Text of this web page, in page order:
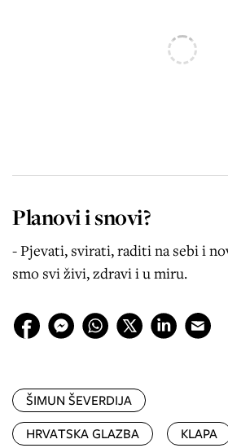
Planovi i snovi?
- Pjevati, svirati, raditi na sebi i
smo svi živi, zdravi i u miru.
ŠIMUN ŠEVERDIJA
HRVATSKA GLAZBA
KLAPA